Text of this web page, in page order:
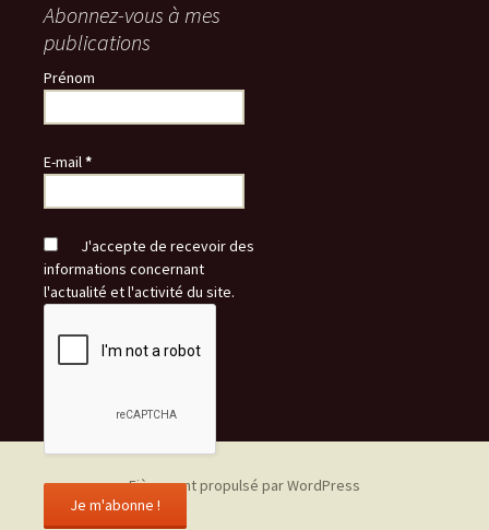
Abonnez-vous à mes
publications
Prénom
E-mail*
J'accepte de recevoir des
informations concernant
l'actualité et l'activité du site.
Fièrement propulsé par WordPress